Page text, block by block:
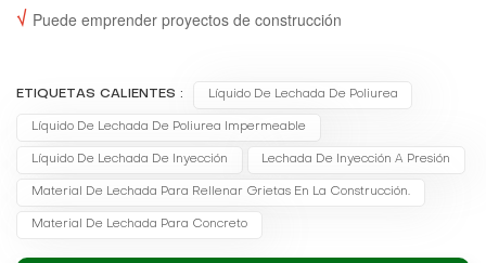
√ Puede emprender proyectos de construcción
ETIQUETAS CALIENTES : Líquido De Lechada De Poliurea
Líquido De Lechada De Poliurea Impermeable
Líquido De Lechada De Inyección Lechada De Inyección A Presión
Material De Lechada Para Rellenar Grietas En La Construcción.
Material De Lechada Para Concreto